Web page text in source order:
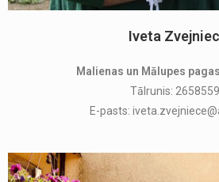
Iveta
Malienas un Mālupes
Tālrunis:
E-pasts: